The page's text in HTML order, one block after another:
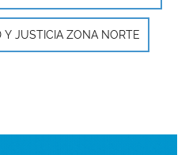
Y JUSTICIA ZONA NORTE